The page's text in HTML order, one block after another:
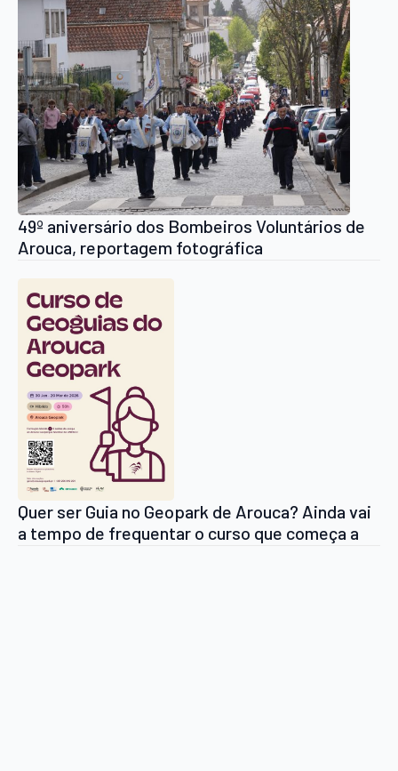
49º aniversário dos Bombeiros Voluntários de
Arouca, reportagem fotográfica
Quer ser Guia no Geopark de Arouca? Ainda vai
a tempo de frequentar o curso que começa a